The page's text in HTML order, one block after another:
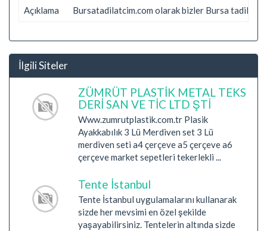
Açıklama Bursatadilatcim.com olarak bizler Bursa tadilat
İlgili Siteler
ZÜMRÜT PLASTİK METAL TEKS
DERİ SAN VE TİC LTD ŞTİ
Www.zumrutplastik.com.tr Plasik
Ayakkabılık 3 Lü Merdiven set 3 Lü
merdiven seti a4 çerçeve a5 çerçeve a6
çerçeve market sepetleri tekerlekli ...
Tente İstanbul
Tente İstanbul uygulamalarını kullanarak
sizde her mevsimi en özel şekilde
yaşayabilirsiniz. Tentelerin altında sizde